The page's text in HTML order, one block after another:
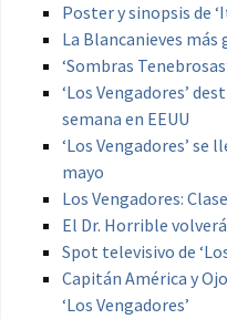
Poster y sinopsis de
La Blancanieves
‘Sombras
‘Los Vengadores’
semana en EEUU
‘Los Vengadores’
mayo
Los Vengadores:
El Dr. Horrible
Spot televisivo de
Capitán América y
‘Los Vengadores’